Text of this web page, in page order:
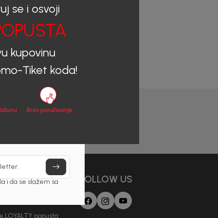
LOYALTY popusta
FOLLOW US
se i osvoji
kupovinu
Tiket koda!
i da se slažem sa